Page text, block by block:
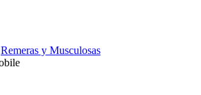
Remeras y Musculosas